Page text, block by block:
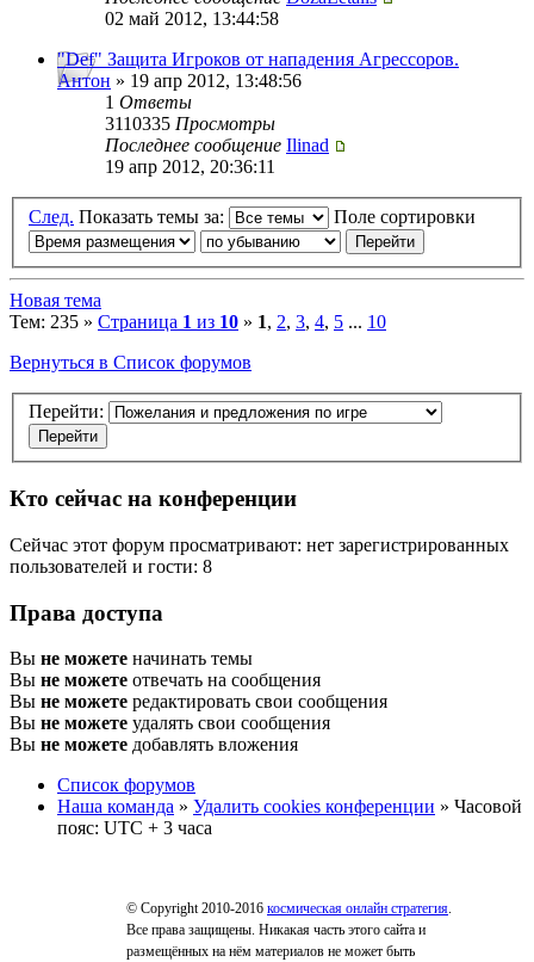
02 май 2012, 13:44:58
"Def" Защита Игроков от нападения Агрессоров.
Антон » 19 апр 2012, 13:48:56
1 Ответы
3110335 Просмотры
Последнее сообщение Ilinad
19 апр 2012, 20:36:11
След. Показать темы за: Поле сортировки
Новая тема
Тем: 235 » Страница 1 из 10 » 1, 2, 3, 4, 5 ... 10
Вернуться в Список форумов
Перейти:
Кто сейчас на конференции
Сейчас этот форум просматривают: нет зарегистрированных
пользователей и гости: 8
Права доступа
Вы не можете начинать темы
Вы не можете отвечать на сообщения
Вы не можете редактировать свои сообщения
Вы не можете удалять свои сообщения
Вы не можете добавлять вложения
Список форумов
Наша команда » Удалить cookies конференции » Часовой
пояс: UTC + 3 часа
© Copyright 2010-2016 космическая онлайн стратегия.
Все права защищены. Никакая часть этого сайта и
размещённых на нём материалов не может быть